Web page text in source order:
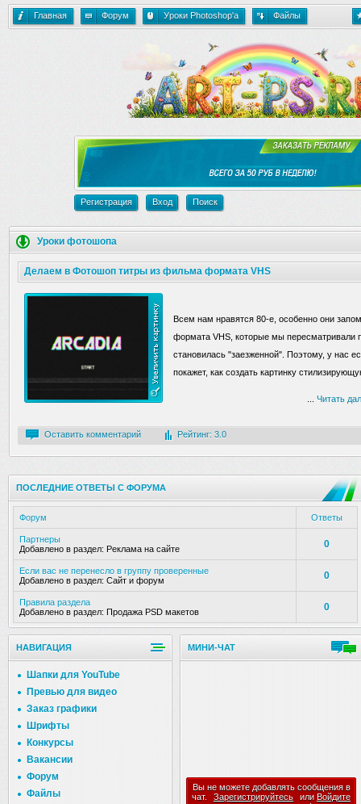
Главная Форум Уроки Photoshop'a Файлы
Регистрация Вход Поиск
Уроки фотошопа
Делаем в Фотошоп титры из фильма формата VHS
Всем нам нравятся 80-е, особенно они
формата VHS, которые мы пересматривали
становилась "заезженной". Поэтому, у нас
покажет, как создать картинку
Читать
Оставить комментарий Рейтинг: 3.0
ПОСЛЕДНИЕ ОТВЕТЫ С ФОРУМА
Форум Ответы
Партнеры
Добавлено в раздел: Реклама на сайте 0
Если вас не перенесло в группу проверенные
Добавлено в раздел: Сайт и форум 0
Правила раздела
Добавлено в раздел: Продажа PSD макетов 0
НАВИГАЦИЯ
Шапки для YouTube
Превью для видео
Заказ графики
Шрифты
Конкурсы
Вакансии
Форум
Файлы
МИНИ-ЧАТ
Вы не можете добавлять сообщения в
чат.
Зарегистрируйтесь или Войдите